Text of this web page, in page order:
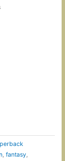
,fantasy,